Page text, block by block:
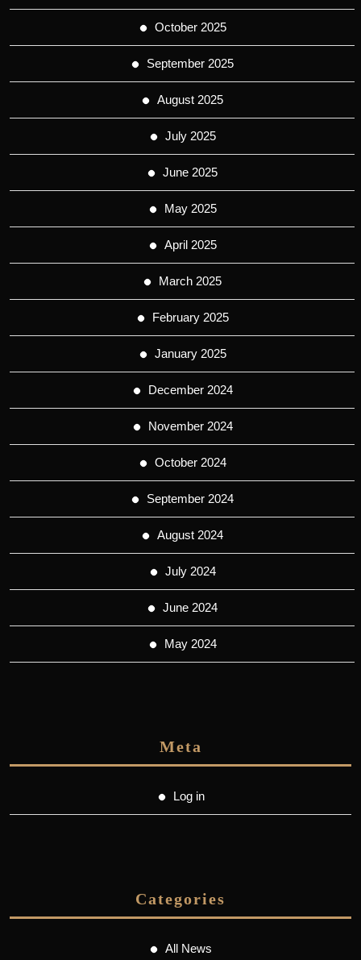
October 2025
September 2025
August 2025
July 2025
June 2025
May 2025
April 2025
March 2025
February 2025
January 2025
December 2024
November 2024
October 2024
September 2024
August 2024
July 2024
June 2024
May 2024
Meta
Log in
Categories
All News